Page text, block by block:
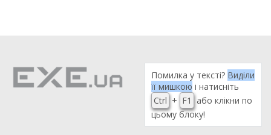
Помилка у тексті? Виділи
її мишкою і натисніть
Ctrl + F1
або клікни по
цьому блоку!